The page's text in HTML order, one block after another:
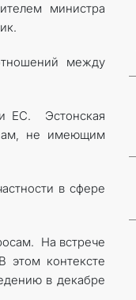
министра
между
ЕС. Эстонская
не имеющим
в сфере
На встрече
этом контексте
в декабре